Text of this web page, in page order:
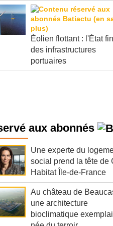
Éolien flottant : l'État
des infrastructures
portuaires
aux abonnés
Une experte du
social prend la tête de
Habitat Île-de-France
Au château de
une architecture
bioclimatique